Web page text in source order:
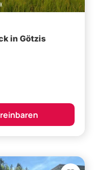
in Götzis